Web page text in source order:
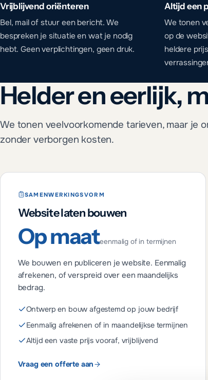
Vrijblijvend oriënteren
Bel, mail of stuur een bericht. We
bespreken je situatie en wat je nodig
hebt. Geen verplichtingen, geen druk.
Altijd een
We tonen
op de
heldere
Helder en eerlijk,
We tonen veelvoorkomende tarieven, maar je
zonder verborgen kosten.
SAMENWERKINGSVORM
Website laten bouwen
Op maateenmalig of in termijnen
We bouwen en publiceren je website. Eenmalig
afrekenen, of verspreid over een maandelijks
bedrag.
Ontwerp en bouw afgestemd op jouw bedrijf
Eenmalig afrekenen of in maandelijkse termijnen
Altijd een vaste prijs vooraf, vrijblijvend
Vraag een offerte aan